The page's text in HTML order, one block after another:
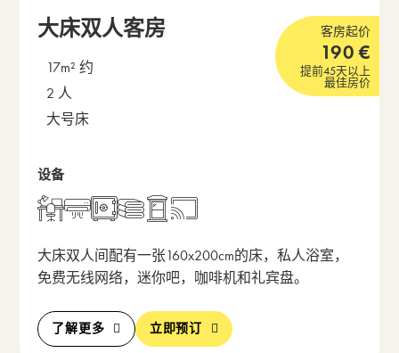
大床双人客房
17m² 约
2 人
大号床
客房起价
190 €
提前45天以上
最佳房价
设备
大床双人间配有一张160x200cm的床，私人浴室，
免费无线网络，迷你吧，咖啡机和礼宾盘。
了解更多 立即预订